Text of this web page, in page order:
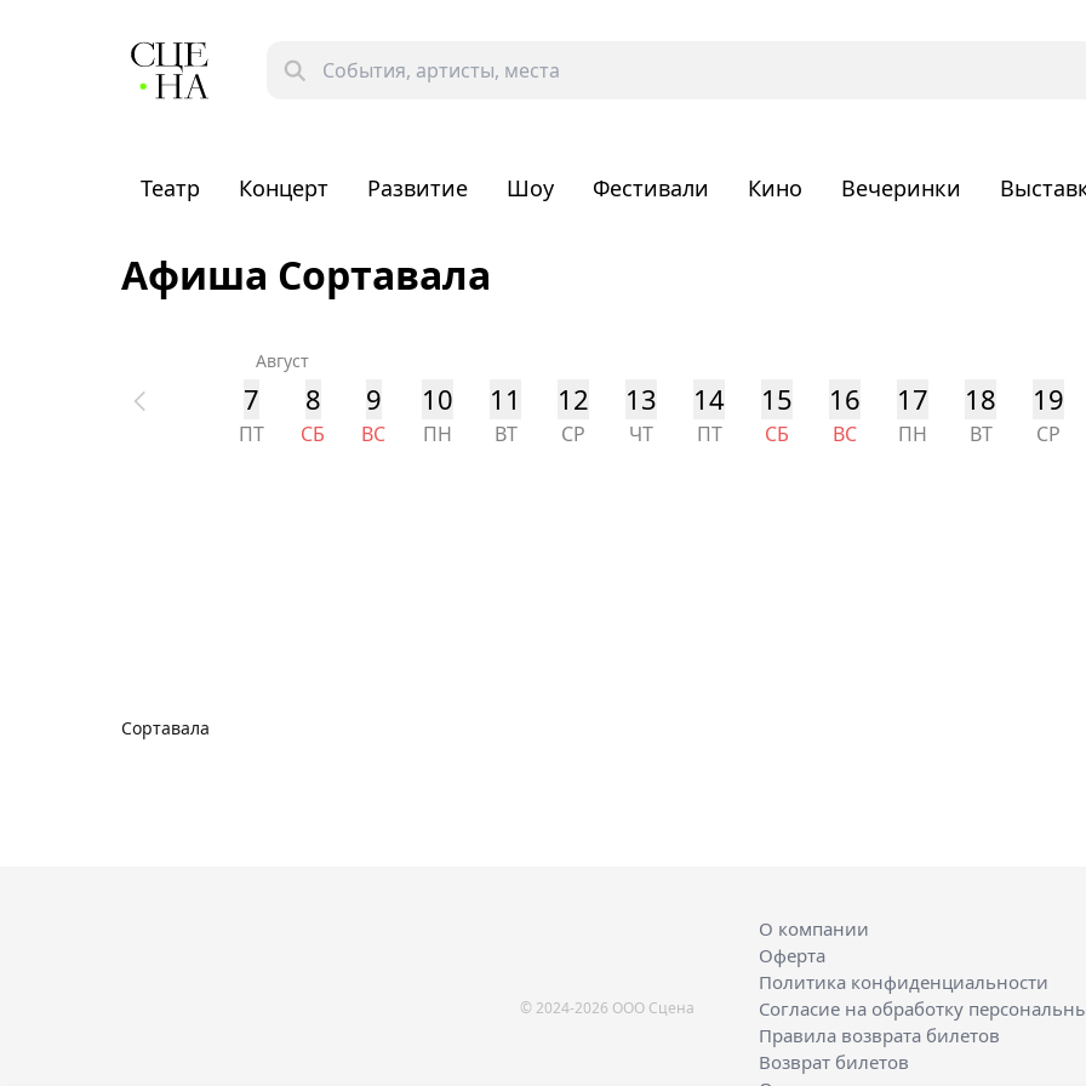
Театр Концерт Развитие Шоу Фестивали Кино Вечеринки
Афиша Сортавала
Август
7
ПТ
8
СБ
9
ВС
10
ПН
11
ВТ
12
СР
13
ЧТ
14
ПТ
15
СБ
16
ВС
17
ПН
18
ВТ
19
СР
Сортавала
О компании
Оферта
Политика конфиденциальности
Согласие на обработку
Правила возврата билетов
Возврат билетов
© 2024-2026 ООО Сцена